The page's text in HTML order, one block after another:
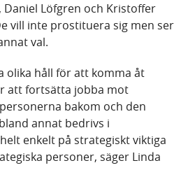
Daniel Löfgren och Kristoffer
vill inte prostituera sig men ser
val.
olika håll för att komma åt
att fortsätta jobba mot
bakom och den
annat bedrivs i
enkelt på strategiskt viktiga
personer, säger Linda